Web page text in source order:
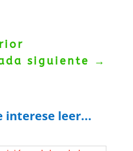
siguiente
→
interese leer...